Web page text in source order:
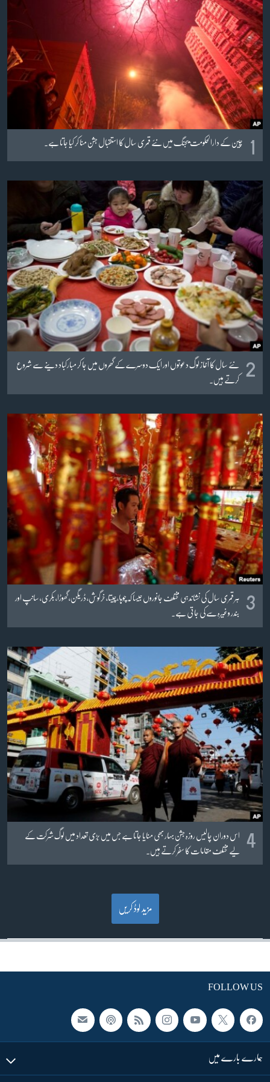
آرٹ
آزادیٔ صحافت
سائنس و ٹیکنالوجی
صحت
دلچسپ و عجیب
ویڈیوز
آڈیو
اسپیشل کوریج
اداریہ
Learning English
FOLLOW US
زبان
1 چین کے دارالحکومت بیجنگ میں نئے قمری سال کا استقبال جشن منا کر کیا جاتا ہے۔
2 نئے سال کا آغاز لوگ دعوتوں اور ایک دوسرے کے گھروں میں جا کر مبارکباد دینے سے شروع
کرتے ہیں۔
3 ہر قمری سال کی نشاندہی مختلف جانوروں جیسا کہ چوہا، چیتا، خرگوش، ڈریگن، گھوڑا، بکری، سانپ اور
بندر وغیرہ سے کی جاتی ہے۔
4 اس دوران چالیس روزہ جشن بہار بھی منایا جاتا ہے جس میں بڑی تعداد میں لوگ شرکت کے
لیے مختلف مقامات کا سفر کرتے ہیں۔
مزید لوڈ کریں
FOLLOW US
ہمارے بارے میں